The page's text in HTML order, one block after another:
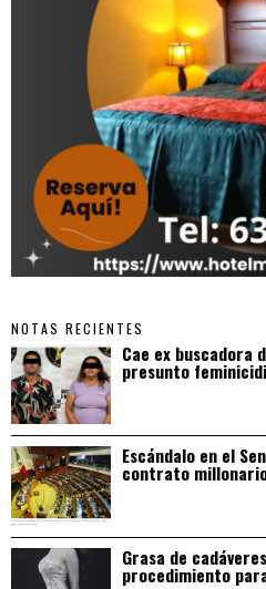
NOTAS RECIENTES
Cae ex buscadora
presunto
Escándalo en el
contrato
Grasa de
procedimiento